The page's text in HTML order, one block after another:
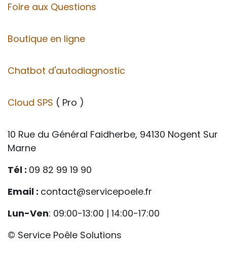
Foire aux Questions
Boutique en ligne
Chatbot d'autodiagnostic
Cloud SPS ( Pro )
10 Rue du Général Faidherbe, 94130 Nogent Sur
Marne
Tél : 09 82 99 19 90
Email : contact@servicepoele.fr
Lun-Ven: 09:00-13:00 | 14:00-17:00
© Service Poêle Solutions